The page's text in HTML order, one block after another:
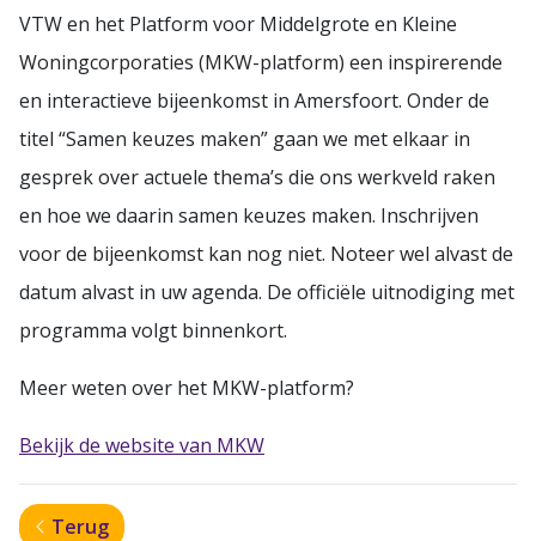
VTW en het Platform voor Middelgrote en Kleine
Woningcorporaties (MKW-platform) een inspirerende
en interactieve bijeenkomst in Amersfoort. Onder de
titel “Samen keuzes maken” gaan we met elkaar in
gesprek over actuele thema’s die ons werkveld raken
en hoe we daarin samen keuzes maken. Inschrijven
voor de bijeenkomst kan nog niet. Noteer wel alvast de
datum alvast in uw agenda. De officiële uitnodiging met
programma volgt binnenkort.
Meer weten over het MKW-platform?
Bekijk de website van MKW
Terug